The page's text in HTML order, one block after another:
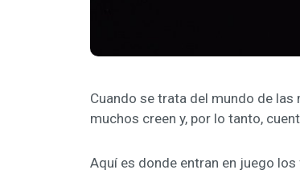
Cuando se trata del mundo de
muchos creen y, por lo tanto,
Aquí es donde entran en juego